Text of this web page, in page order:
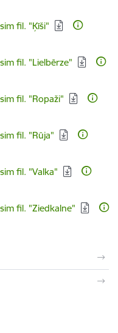
fil. "Ķīši"
fil. "Lielbērze"
fil. "Ropaži"
fil. "Rūja"
fil. "Valka"
fil. "Ziedkalne"